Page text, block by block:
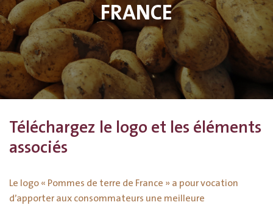
FRANCE
Téléchargez le logo et les éléments
associés
Le logo « Pommes de terre de France » a pour vocation
d’apporter aux consommateurs une meilleure